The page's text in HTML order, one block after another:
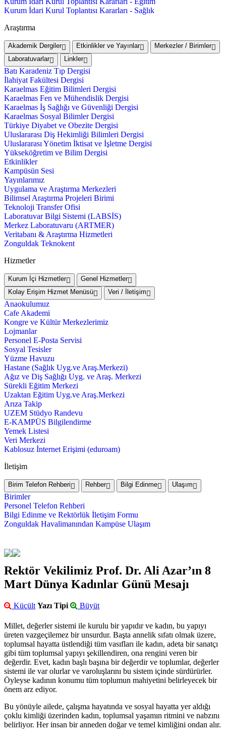
Kurum İdari Kurul Toplantısı Kararları - Sağlık
Araştırma
Akademik Dergiler Etkinlikler ve Yayınlar
Merkezler / Birimler
Laboratuvarlar
Linkler
Batı Karadeniz Tıp Dergisi
İlahiyat Fakültesi Dergisi
Karaelmas Eğitim Bilimleri Dergisi
Karaelmas Fen ve Mühendislik Dergisi
Karaelmas İş Sağlığı ve Güvenliği Dergisi
Karaelmas Sosyal Bilimler Dergisi
Türkiye Diyabet ve Obezite Dergisi
Uluslararası Diş Hekimliği Bilimleri Dergisi
Uluslararası Yönetim İktisat ve İşletme Dergisi
Yükseköğretim ve Bilim Dergisi
Etkinlikler
Kampüsün Sesi
Yayınlarımız
Uygulama ve Araştırma Merkezleri
Bilimsel Araştırma Projeleri Birimi
Teknoloji Transfer Ofisi
Laboratuvar Bilgi Sistemi (LABSİS)
Merkez Laboratuvaru (ARTMER)
Veritabanı & Araştırma Hizmetleri
Zonguldak Teknokent
Hizmetler
Kurum İçi Hizmetler
Genel Hizmetler
Kolay Erişim Hizmet Menüsü
Veri / İletişim
Anaokulumuz
Cafe Akademi
Kongre ve Kültür Merkezlerimiz
Lojmanlar
Personel E-Posta Servisi
Sosyal Tesisler
Yüzme Havuzu
Hastane (Sağlık Uyg.ve Araş.Merkezi)
Ağız ve Diş Sağlığı Uyg. ve Araş. Merkezi
Sürekli Eğitim Merkezi
Uzaktan Eğitim Uyg.ve Araş.Merkezi
Arıza Takip
UZEM Stüdyo Randevu
E-KAMPÜS Bilgilendirme
Yemek Listesi
Veri Merkezi
Kablosuz İnternet Erişimi (eduroam)
İletişim
Birim Telefon Rehberi Rehber Bilgi Edinme Ulaşım
Birimler
Personel Telefon Rehberi
Bilgi Edinme ve Rektörlük İletişim Formu
Zonguldak Havalimanından Kampüse Ulaşım
Rektör Vekilimiz Prof. Dr. Ali Azar’ın 8
Mart Dünya Kadınlar Günü Mesajı
Küçült Yazı Tipi Büyüt
Millet, değerler sistemi ile kurulu bir yapıdır ve kadın, bu yapıyı
üreten vazgeçilemez bir unsurdur. Başta annelik sıfatı olmak üzere,
toplumsal hayatta üstlendiği tüm vasıfları ile kadın, adeta bir sanatçı
gibi tüm toplumsal yapıyı şekillendiren, ona rengini veren bir
değerdir. Evet, kadın başlı başına bir değerdir ve toplumlar, değerler
sistemi ile var olurlar ve varoluşlarını bu sistem içinde sürdürürler.
Öyleyse kadının konumu tüm toplumun mahiyetini belirleyecek bir
önem arz ediyor.
Bu yönüyle ailede, çalışma hayatında ve sosyal hayatta yer aldığı
çoklu kimliği üzerinden kadın, toplumsal yaşamın ritmini ve nabzını
belirliyor. Her insan bir anneden doğar ve temel kimliğini ondan alır.